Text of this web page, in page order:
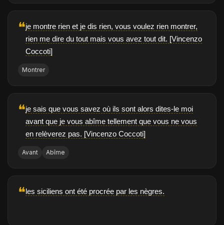
❝je montre rien et je dis rien, vous voulez rien montrer,
rien me dire du tout mais vous avez tout dit. [Vincenzo
Coccoti]
Montrer
❝je sais que vous savez où ils sont alors dites-le moi
avant que je vous abîme tellement que vous ne vous
en relèverez pas. [Vincenzo Coccoti]
Avant Abîme
❝les siciliens ont été procrée par les nègres.